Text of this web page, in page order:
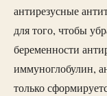
антирезусные
для того, чтобы
беременности
иммуноглобулин,
только